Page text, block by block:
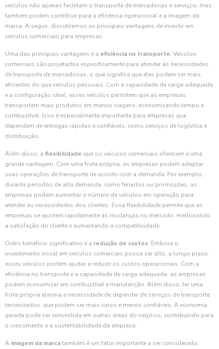
veículos não apenas facilitam o transporte de mercadorias e serviços, mas
também podem contribuir para a eficiência operacional e a imagem da
marca. A seguir, discutiremos as principais vantagens de investir em
veículos comerciais para empresas.
Uma das principais vantagens é a eficiência no transporte. Veículos
comerciais são projetados especificamente para atender às necessidades
de transporte de mercadorias, o que significa que eles podem ser mais
eficientes do que veículos pessoais. Com a capacidade de carga adequada
e a configuração ideal, esses veículos permitem que as empresas
transportem mais produtos em menos viagens, economizando tempo e
combustível. Isso é especialmente importante para empresas que
dependem de entregas rápidas e confiáveis, como serviços de logística e
distribuição.
Além disso, a flexibilidade que os veículos comerciais oferecem é uma
grande vantagem. Com uma frota própria, as empresas podem adaptar
suas operações de transporte de acordo com a demanda. Por exemplo,
durante períodos de alta demanda, como feriados ou promoções, as
empresas podem aumentar o número de veículos em operação para
atender às necessidades dos clientes. Essa flexibilidade permite que as
empresas se ajustem rapidamente às mudanças no mercado, melhorando
a satisfação do cliente e aumentando a competitividade.
Outro benefício significativo é a redução de custos. Embora o
investimento inicial em veículos comerciais possa ser alto, a longo prazo,
esses veículos podem ajudar a reduzir os custos operacionais. Com a
eficiência no transporte e a capacidade de carga adequada, as empresas
podem economizar em combustível e manutenção. Além disso, ter uma
frota própria elimina a necessidade de depender de serviços de transporte
terceirizados, que podem ser mais caros e menos confiáveis. A economia
gerada pode ser reinvestida em outras áreas do negócio, contribuindo para
o crescimento e a sustentabilidade da empresa.
A imagem da marcatambém é um fator importante a ser considerado.